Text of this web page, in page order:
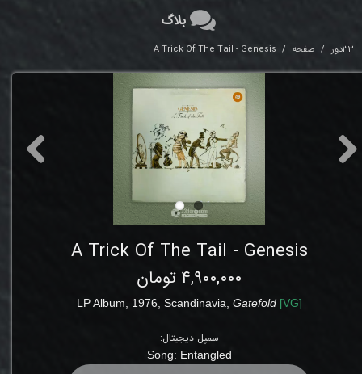
33دور صفحه A Trick Of The Tail - Genesis
A Trick Of The Tail - Genesis
۴,۹۰۰,۰۰۰ تومان
LP Album, 1976, Scandinavia Gatefold [VG]
سمپل دیجیتال:
Song: Entangled
بلاگ